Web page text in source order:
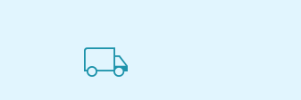
local_shipping